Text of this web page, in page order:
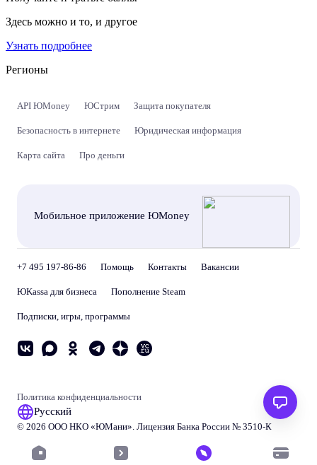
Здесь можно и то, и другое
Узнать подробнее
Регионы
API ЮMoney ЮСтрим Защита покупателя
Безопасность в интернете Юридическая информация
Карта сайта Про деньги
Мобильное приложение ЮMoney
+7 495 197-86-86 Помощь Контакты Вакансии
ЮKassa для бизнеса Пополнение Steam
Подписки, игры, программы
Русский
© 2026 ООО НКО «ЮМани». Лицензия Банка России № 3510‑К
Политика конфиденциальности